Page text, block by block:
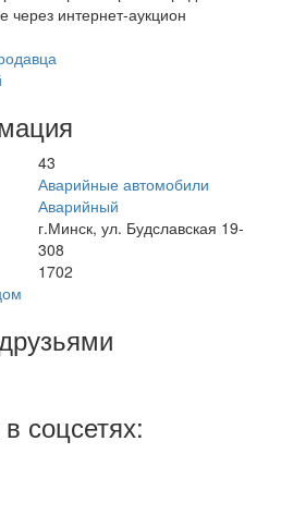
через интернет-аукцион
43
Аварийные автомобили
Аварийный
г.Минск, ул. Будславская 19-
308
1702
соцсетях: